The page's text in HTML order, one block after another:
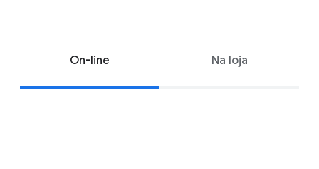
On-line Na loja